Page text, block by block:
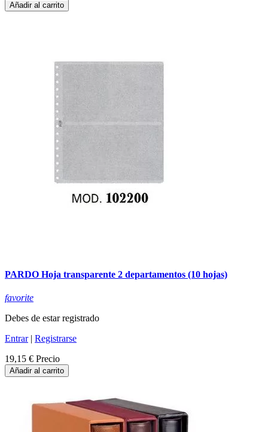
Añadir al carrito
PARDO Hoja transparente 2 departamentos (10 hojas)
favorite
Debes de estar registrado
Entrar| Registrarse
19,15 € Precio
Añadir al carrito